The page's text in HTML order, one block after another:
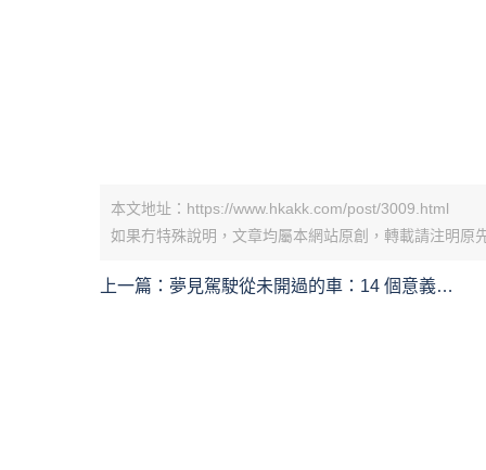
本文地址：https://www.hkakk.com/post/3009.html
如果冇特殊說明，文章均屬本網站原創，轉載請注明原
上一篇： 夢見駕駛從未開過的車：14 個意義和象